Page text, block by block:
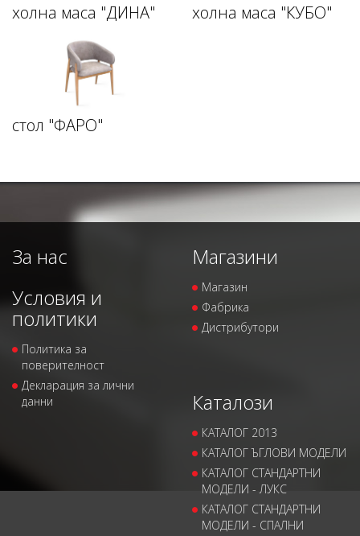
холна маса "ДИНА" холна маса "КУБО"
стол "ФАРО"
За нас
Условия и
политики
Политика за
поверителност
Декларация за лични
данни
Магазини
Магазин
Фабрика
Дистрибутори
Каталози
КАТАЛОГ 2013
КАТАЛОГ ЪГЛОВИ МОДЕЛИ
КАТАЛОГ СТАНДАРТНИ
МОДЕЛИ - ЛУКС
КАТАЛОГ СТАНДАРТНИ
МОДЕЛИ - СПАЛНИ